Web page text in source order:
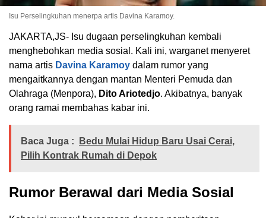
Isu Perselingkuhan menerpa artis Davina Karamoy.
JAKARTA,JS- Isu dugaan perselingkuhan kembali
menghebohkan media sosial. Kali ini, warganet menyeret
nama artis Davina Karamoy dalam rumor yang
mengaitkannya dengan mantan Menteri Pemuda dan
Olahraga (Menpora), Dito Ariotedjo. Akibatnya, banyak
orang ramai membahas kabar ini.
Baca Juga :
Bedu Mulai Hidup Baru Usai Cerai,
Pilih Kontrak Rumah di Depok
Rumor Berawal dari Media Sosial